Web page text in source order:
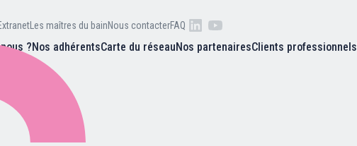
Les maîtres du bainNous contacterFAQ
?
Valeurs et raison
Nos adhérentsCarte du réseauNos partenairesClients professionnels